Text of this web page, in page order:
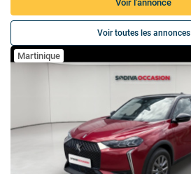
Voir l'annonce
Voir toutes les annonces
Martinique